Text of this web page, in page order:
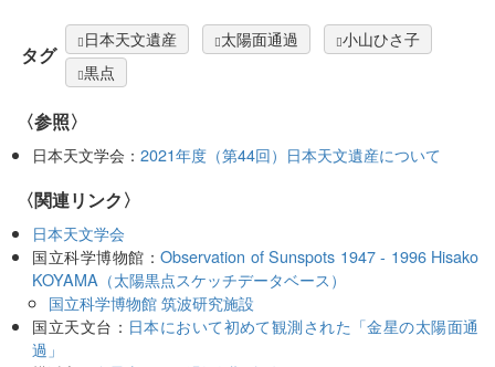
タグ
日本天文遺産 太陽面通過
小山ひさ子
黒点
〈参照〉
日本天文学会：2021年度（第44回）日本天文遺産について
〈関連リンク〉
日本天文学会
国立科学博物館：Observation of Sunspots 1947 - 1996 Hisako
KOYAMA（太陽黒点スケッチデータベース）
国立科学博物館 筑波研究施設
国立天文台： 日本において初めて観測された「金星の太陽面通
過」